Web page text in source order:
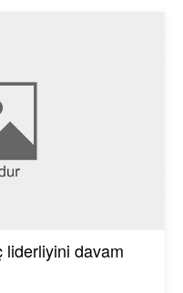
davam